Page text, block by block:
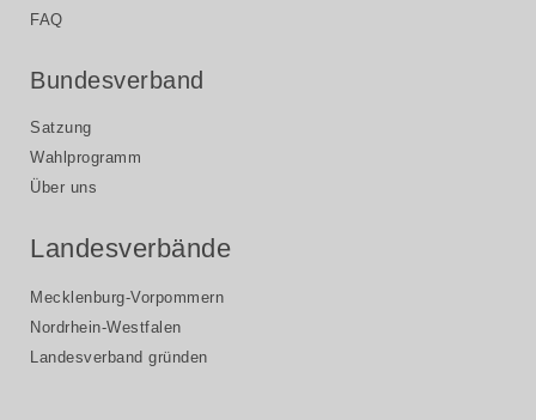
FAQ
Bundesverband
Satzung
Wahlprogramm
Über uns
Landesverbände
Mecklenburg-Vorpommern
Nordrhein-Westfalen
Landesverband gründen